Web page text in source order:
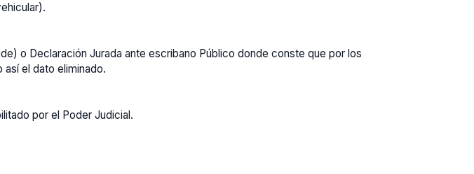
o Declaración Jurada ante escribano Público donde conste que por los
el dato eliminado.
por el Poder Judicial.